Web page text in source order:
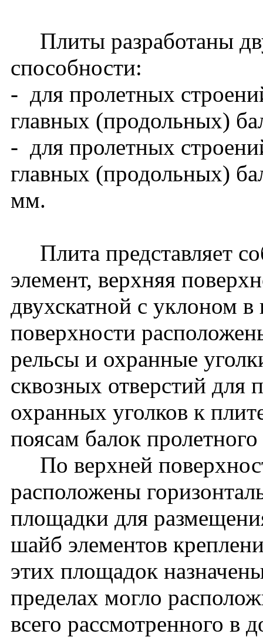
Плиты разработаны
способности:
- для пролетных
главных (продольных)
- для пролетных
главных (продольных)
мм.
Плита представляет
элемент, верхняя
двухскатной с уклоном
поверхности
рельсы и охранные
сквозных отверстий для
охранных уголков к
поясам балок
По верхней
расположены
площадки для
шайб элементов
этих площадок
пределах могло
всего рассмотренного в